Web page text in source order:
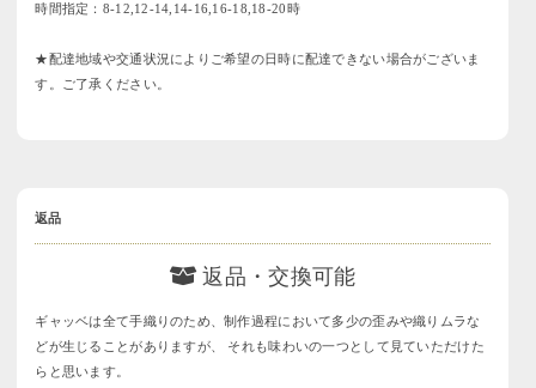
時間指定：8-12,12-14,14-16,16-18,18-20時
★配達地域や交通状況によりご希望の日時に配達できない場合がございま
す。ご了承ください。
返品
返品・交換可能
ギャッベは全て手織りのため、制作過程において多少の歪みや織りムラな
どが生じることがありますが、 それも味わいの一つとして見ていただけた
らと思います。